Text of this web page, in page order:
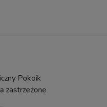
Pokoik
zastrzeżone